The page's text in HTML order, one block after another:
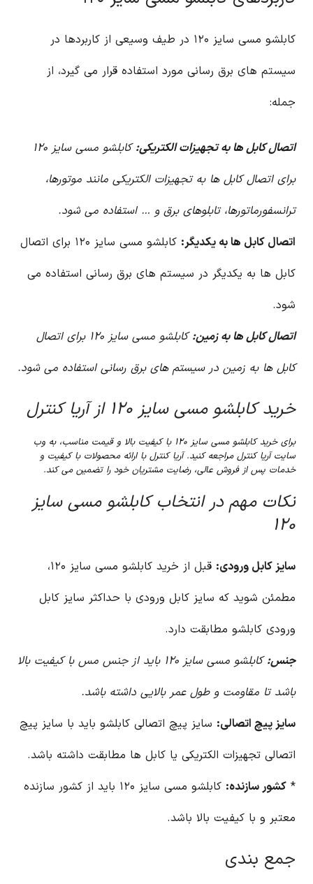
کابلشو مسی سایز ۱۲۰ در طیف وسیعی از کاربردها در
سیستم های برق رسانی مورد استفاده قرار می گیرد، از
جمله:
اتصال کابل ها به تجهیزات الکتریکی:
کابلشو مسی سایز ۱۲۰
برای اتصال کابل ها به تجهیزات الکتریکی مانند موتورها،
ترانسفورماتورها، تابلوهای برق و … استفاده می شود.
اتصال کابل ها به یکدیگر:
کابلشو مسی سایز ۱۲۰ برای اتصال
کابل ها به یکدیگر در سیستم های برق رسانی استفاده می
شود.
اتصال کابل ها به زمین:
کابلشو مسی سایز ۱۲۰ برای اتصال
کابل ها به زمین در سیستم های برق رسانی استفاده می شود.
خرید کابلشو مسی سایز ۱۲۰ از آریا کنترل
برای خرید کابلشو مسی سایز ۱۲۰ با کیفیت بالا و قیمت مناسب، به وب
سایت آریا کنترل مراجعه کنید. آریا کنترل با ارائه محصولات با کیفیت و
خدمات پس از فروش عالی، رضایت مشتریان خود را تضمین می کند.
نکات مهم در انتخاب کابلشو مسی سایز
۱۲۰
سایز کابل ورودی:
قبل از خرید کابلشو مسی سایز ۱۲۰،
مطمئن شوید که سایز کابل ورودی با حداکثر سایز کابل
ورودی کابلشو مطابقت دارد.
جنس:
کابلشو مسی سایز ۱۲۰ باید از جنس مس با کیفیت بالا
باشد تا مقاومت و طول عمر بالایی داشته باشد.
سایز پیچ اتصالی: سایز پیچ اتصالی کابلشو باید با سایز پیچ
اتصالی تجهیزات الکتریکی یا کابل ها مطابقت داشته باشد.
* کشور سازنده:
کابلشو مسی سایز ۱۲۰ باید از کشور سازنده
معتبر و با کیفیت بالا باشد.
جمع بندی